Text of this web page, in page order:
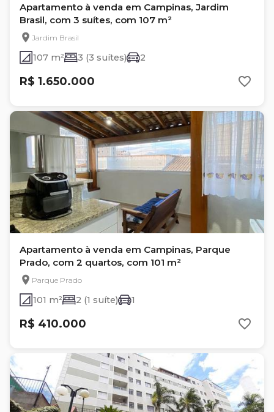
Apartamento à venda em Campinas, Jardim
Brasil, com 3 suítes, com 107 m²
Jardim Brasil
107 m² 3 (3 suítes) 2
R$ 1.650.000
Apartamento à venda em Campinas, Parque
Prado, com 2 quartos, com 101 m²
Parque Prado
101 m² 2 (1 suíte) 1
R$ 410.000